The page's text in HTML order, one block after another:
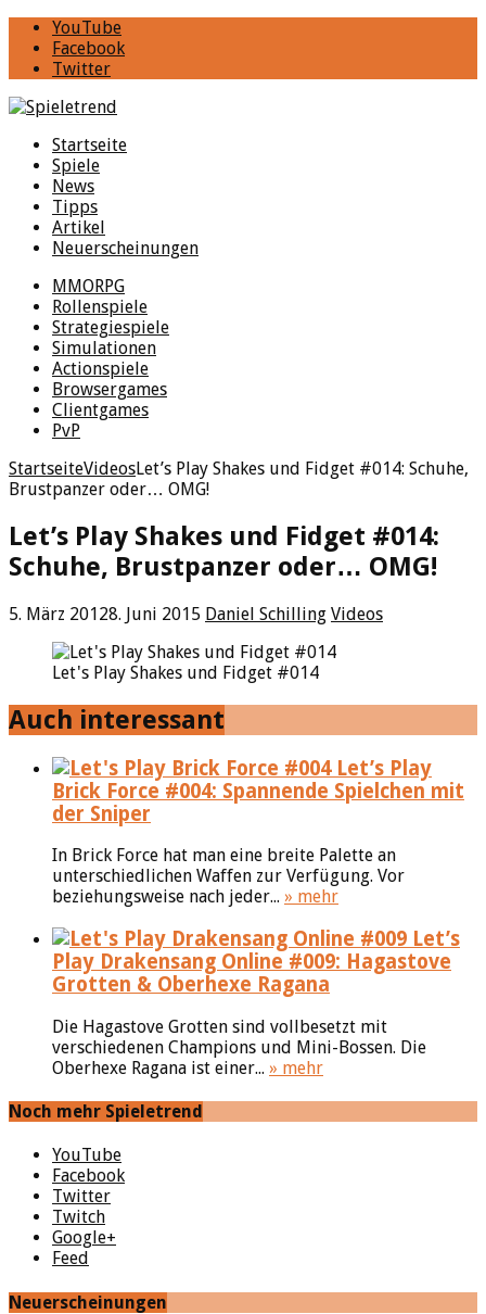
YouTube
Facebook
Twitter
Startseite
Spiele
News
Tipps
Artikel
Neuerscheinungen
MMORPG
Rollenspiele
Strategiespiele
Simulationen
Actionspiele
Browsergames
Clientgames
PvP
StartseiteVideosLet’s Play Shakes und Fidget #014: Schuhe,
Brustpanzer oder… OMG!
Let’s Play Shakes und Fidget #014:
Schuhe, Brustpanzer oder… OMG!
5. März 20128. Juni 2015 Daniel Schilling Videos
Let's Play Shakes und Fidget #014
Auch interessant
Let’s Play
Brick Force #004: Spannende Spielchen mit
der Sniper
In Brick Force hat man eine breite Palette an
unterschiedlichen Waffen zur Verfügung. Vor
beziehungsweise nach jeder... » mehr
Let’s
Play Drakensang Online #009: Hagastove
Grotten & Oberhexe Ragana
Die Hagastove Grotten sind vollbesetzt mit
verschiedenen Champions und Mini-Bossen. Die
Oberhexe Ragana ist einer... » mehr
Noch mehr Spieletrend
YouTube
Facebook
Twitter
Twitch
Google+
Feed
Neuerscheinungen